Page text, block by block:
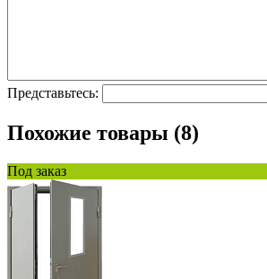
Представьтесь:
Похожие товары (8)
Под заказ